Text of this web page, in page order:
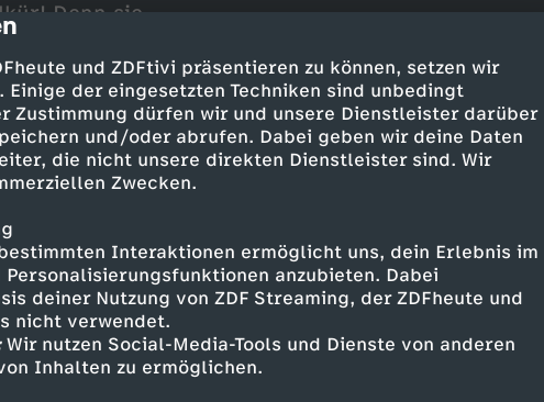
und ZDFtivi präsentieren zu können, setzen wir
der eingesetzten Techniken sind unbedingt
dürfen wir und unsere Dienstleister darüber
und/oder abrufen. Dabei geben wir deine Daten
die nicht unsere direkten Dienstleister sind. Wir
Zwecken.
Interaktionen ermöglicht uns, dein Erlebnis im
anzubieten. Dabei
deiner Nutzung von ZDF Streaming, der ZDFheute und
nicht verwendet.
Wir nutzen Social-Media-Tools und Dienste von anderen
Inhalten zu ermöglichen.
Denn sie
zu
nicht
als armes,
Hate von